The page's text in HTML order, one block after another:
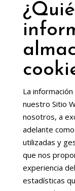
La
nuestro Sitio
nosotros, a
adelante
utilizadas y
que nos
experiencia
estadísticas